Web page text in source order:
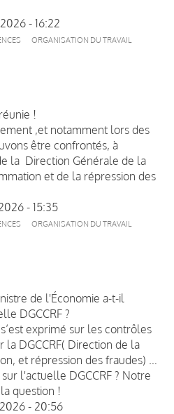
- 16:22
ORGANISATION DU TRAVAIL
!
,et notamment lors des
être confrontés, à
la Direction Générale de la
et de la répression des
- 15:35
ORGANISATION DU TRAVAIL
de l'Économie a-t-il
DGCCRF ?
exprimé sur les contrôles
la DGCCRF( Direction de la
et répression des fraudes) …
l'actuelle DGCCRF ? Notre
question !
- 20:56